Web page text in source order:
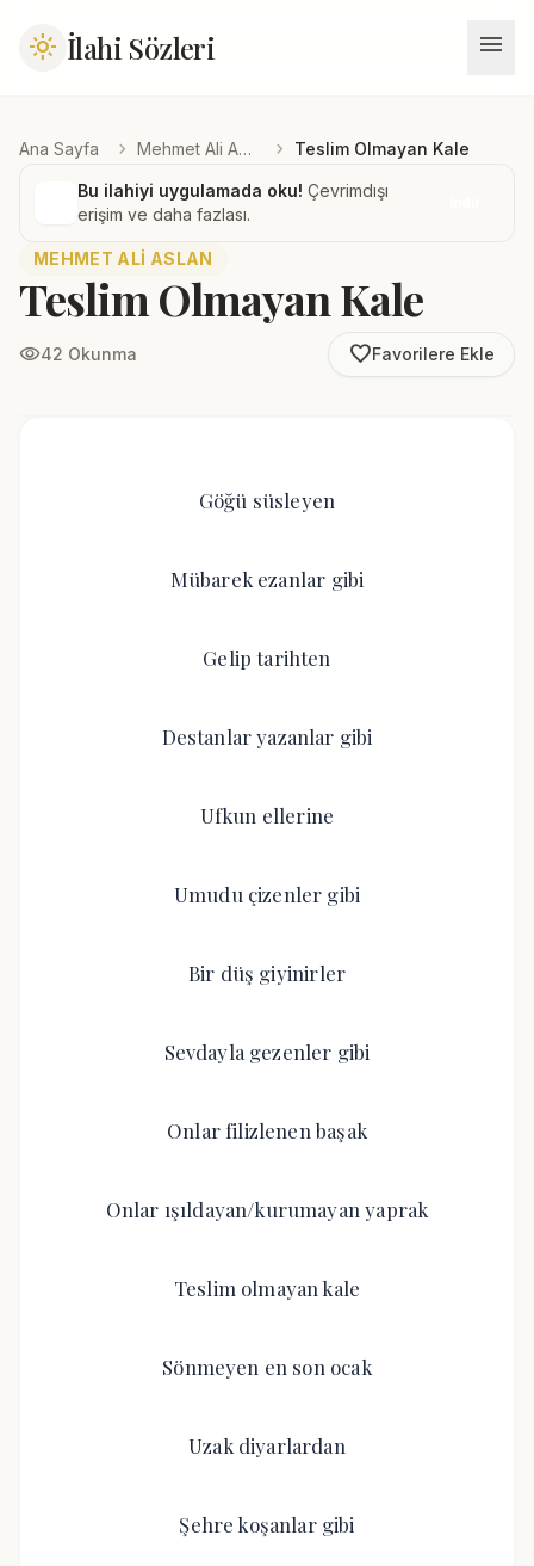
light_mode İlahi Sözleri menu
Ana Sayfa chevron_right Mehmet Ali Aslan chevron_right Teslim Olmayan Kale
Bu ilahiyi uygulamada oku! Çevrimdışı
erişim ve daha fazlası.
MEHMET ALI ASLAN
Teslim Olmayan Kale
visibility42 Okunma favorite_borderFavorilere Ekle
Göğü süsleyen
Mübarek ezanlar gibi
Gelip tarihten
Destanlar yazanlar gibi
Ufkun ellerine
Umudu çizenler gibi
Bir düş giyinirler
Sevdayla gezenler gibi
Onlar filizlenen başak
Onlar ışıldayan/kurumayan yaprak
Teslim olmayan kale
Sönmeyen en son ocak
Uzak diyarlardan
Şehre koşanlar gibi